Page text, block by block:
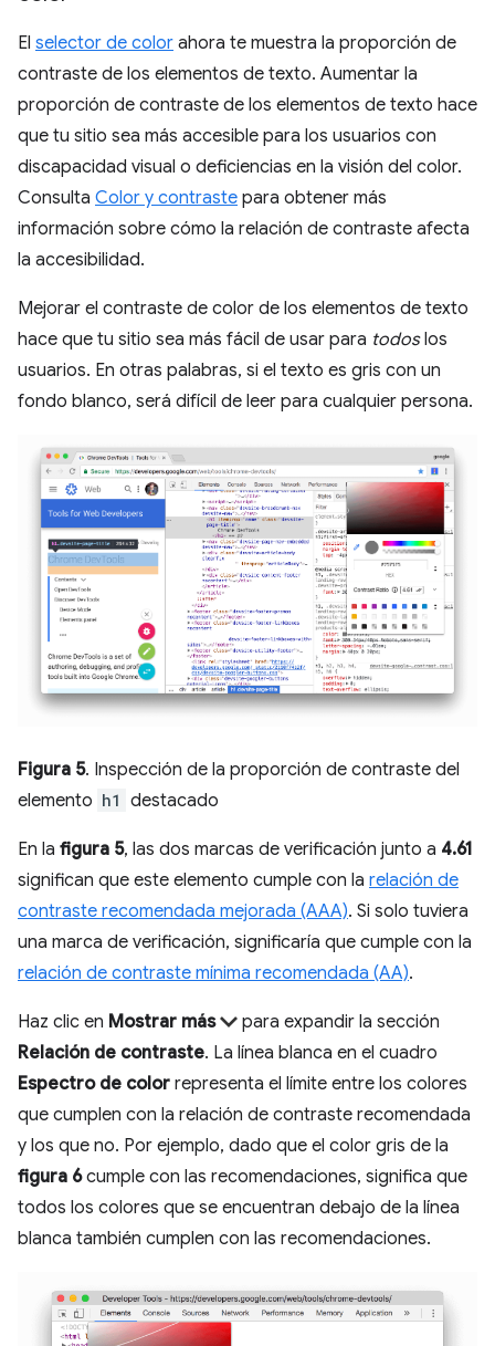
El selector de color ahora te muestra la proporción de
contraste de los elementos de texto. Aumentar la
proporción de contraste de los elementos de texto hace
que tu sitio sea más accesible para los usuarios con
discapacidad visual o deficiencias en la visión del color.
Consulta Color y contraste para obtener más
información sobre cómo la relación de contraste afecta
la accesibilidad.
Mejorar el contraste de color de los elementos de texto
hace que tu sitio sea más fácil de usar para todoslos
usuarios. En otras palabras, si el texto es gris con un
fondo blanco, será difícil de leer para cualquier persona.
Figura 5. Inspección de la proporción de contraste del
elemento h1 destacado
En la figura 5, las dos marcas de verificación junto a 4.61
significan que este elemento cumple con la relación de
contraste recomendada mejorada (AAA). Si solo tuviera
una marca de verificación, significaría que cumple con la
relación de contraste mínima recomendada (AA).
Haz clic en Mostrar más
para expandir la sección
Relación de contraste. La línea blanca en el cuadro
Espectro de color representa el límite entre los colores
que cumplen con la relación de contraste recomendada
y los que no. Por ejemplo, dado que el color gris de la
figura 6cumple con las recomendaciones, significa que
todos los colores que se encuentran debajo de la línea
blanca también cumplen con las recomendaciones.